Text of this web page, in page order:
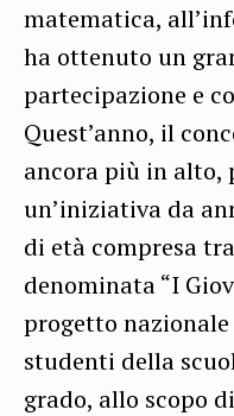
matematica,
ha ottenuto un
partecipazione e
Quest’anno, il
ancora più in alto,
un’iniziativa da
di età compresa
denominata “I
progetto
studenti della
grado, allo scopo